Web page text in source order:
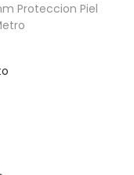
Proteccion Piel